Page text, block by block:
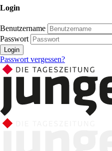
Login
Benutzername
Passwort
Login
Passwort vergessen?